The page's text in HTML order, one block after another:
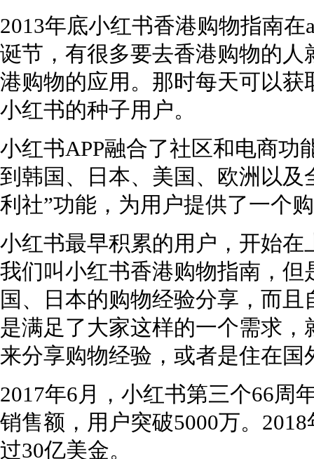
2013年底小红书香港购物指南
诞节，有很多要去香港购物的人
港购物的应用。那时每天可以
小红书的种子用户。
小红书APP融合了社区和电商功
到韩国、日本、美国、欧洲以
利社”功能，为用户提供了一个
小红书最早积累的用户，开始
我们叫小红书香港购物指南，
国、日本的购物经验分享，而
是满足了大家这样的一个需求
来分享购物经验，或者是住在
2017年6月，小红书第三个66周
销售额，用户突破5000万。
过30亿美金。